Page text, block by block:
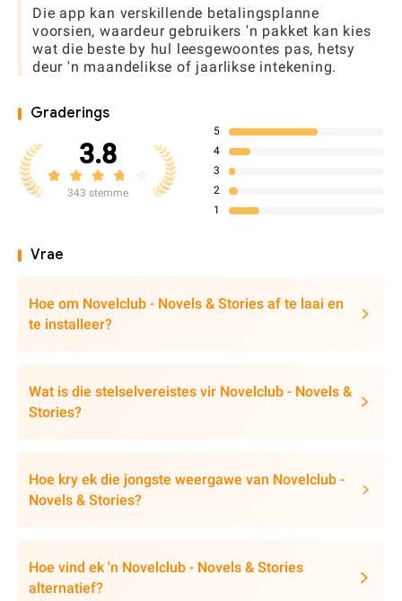
Die app kan verskillende betalingsplanne
voorsien, waardeur gebruikers 'n pakket kan kies
wat die beste by hul leesgewoontes pas, hetsy
deur 'n maandelikse of jaarlikse intekening.
Graderings
3.8
343 stemme
5
4
3
2
1
Vrae
Hoe om Novelclub - Novels & Stories af te laai en
te installeer?
Wat is die stelselvereistes vir Novelclub - Novels &
Stories?
Hoe kry ek die jongste weergawe van Novelclub -
Novels & Stories?
Hoe vind ek 'n Novelclub - Novels & Stories
alternatief?